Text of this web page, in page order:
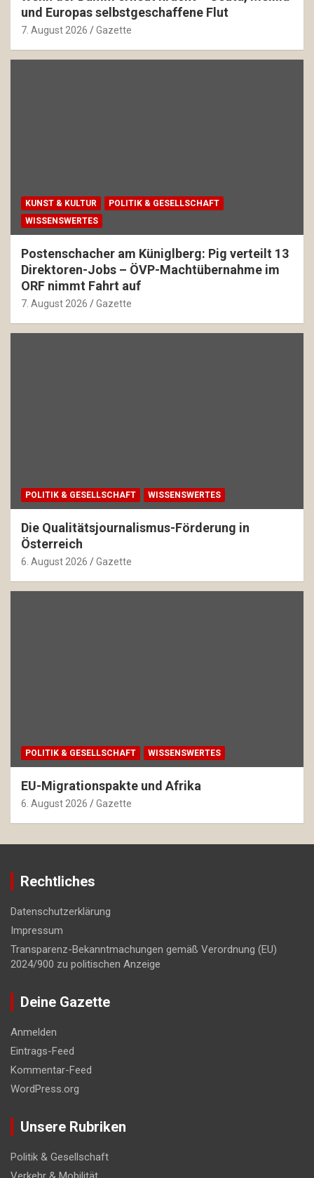
und Europas selbstgeschaffene Flut
7. August 2026 Gazette
KUNST & KULTUR
POLITIK & GESELLSCHAFT
WISSENSWERTES
Postenschacher am Küniglberg: Pig verteilt 13
Direktoren-Jobs – ÖVP-Machtübernahme im
ORF nimmt Fahrt auf
7. August 2026 Gazette
POLITIK & GESELLSCHAFT WISSENSWERTES
Die Qualitätsjournalismus-Förderung in
Österreich
6. August 2026 Gazette
POLITIK & GESELLSCHAFT WISSENSWERTES
EU-Migrationspakte und Afrika
6. August 2026 Gazette
Rechtliches
Datenschutzerklärung
Impressum
Transparenz-Bekanntmachungen gemäß Verordnung (EU)
2024/900 zu politischen Anzeige
Deine Gazette
Anmelden
Eintrags-Feed
Kommentar-Feed
WordPress.org
Unsere Rubriken
Politik & Gesellschaft